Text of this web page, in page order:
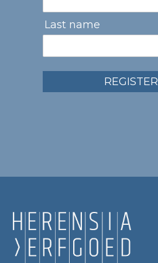
Last name
REGISTER